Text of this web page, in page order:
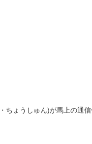
ょうしゅん)が馬上の通信